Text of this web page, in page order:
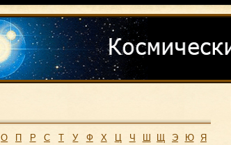
О П Р С Т У Ф Х Ц Ч Ш Щ Э Ю Я